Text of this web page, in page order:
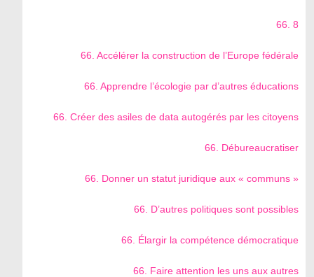
66. 8
66. Accélérer la construction de l’Europe fédérale
66. Apprendre l’écologie par d’autres éducations
66. Créer des asiles de data autogérés par les citoyens
66. Débureaucratiser
66. Donner un statut juridique aux « communs »
66. D’autres politiques sont possibles
66. Élargir la compétence démocratique
66. Faire attention les uns aux autres